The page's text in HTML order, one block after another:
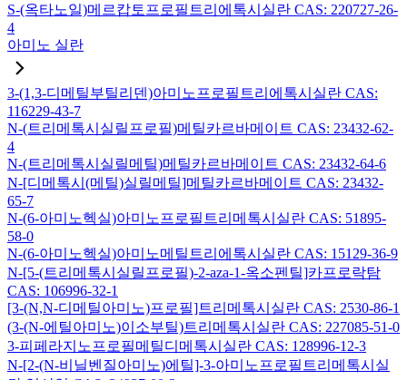
S-(옥타노일)메르캅토프로필트리에톡시실란 CAS: 220727-26-
4
아미노 실란
3-(1,3-디메틸부틸리덴)아미노프로필트리에톡시실란 CAS:
116229-43-7
N-(트리메톡시실릴프로필)메틸카르바메이트 CAS: 23432-62-
4
N-(트리메톡시실릴메틸)메틸카르바메이트 CAS: 23432-64-6
N-[디메톡시(메틸)실릴메틸]메틸카르바메이트 CAS: 23432-
65-7
N-(6-아미노헥실)아미노프로필트리메톡시실란 CAS: 51895-
58-0
N-(6-아미노헥실)아미노메틸트리에톡시실란 CAS: 15129-36-9
N-[5-(트리메톡시실릴프로필)-2-aza-1-옥소펜틸]카프로락탐
CAS: 106996-32-1
[3-(N,N-디메틸아미노)프로필]트리메톡시실란 CAS: 2530-86-1
(3-(N-에틸아미노)이소부틸)트리메톡시실란 CAS: 227085-51-0
3-피페라지노프로필메틸디메톡시실란 CAS: 128996-12-3
N-[2-(N-비닐벤질아미노)에틸]-3-아미노프로필트리메톡시실